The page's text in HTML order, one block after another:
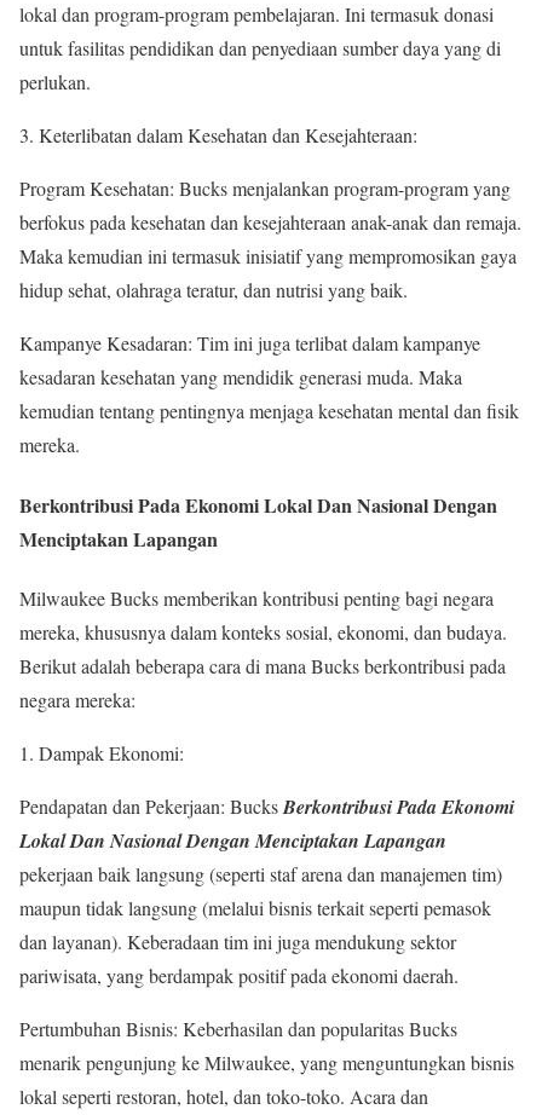
lokal dan program-program pembelajaran. Ini termasuk donasi
untuk fasilitas pendidikan dan penyediaan sumber daya yang di
perlukan.
3. Keterlibatan dalam Kesehatan dan Kesejahteraan:
Program Kesehatan: Bucks menjalankan program-program yang
berfokus pada kesehatan dan kesejahteraan anak-anak dan remaja.
Maka kemudian ini termasuk inisiatif yang mempromosikan gaya
hidup sehat, olahraga teratur, dan nutrisi yang baik.
Kampanye Kesadaran: Tim ini juga terlibat dalam kampanye
kesadaran kesehatan yang mendidik generasi muda. Maka
kemudian tentang pentingnya menjaga kesehatan mental dan fisik
mereka.
Berkontribusi Pada Ekonomi Lokal Dan Nasional Dengan
Menciptakan Lapangan
Milwaukee Bucks memberikan kontribusi penting bagi negara
mereka, khususnya dalam konteks sosial, ekonomi, dan budaya.
Berikut adalah beberapa cara di mana Bucks berkontribusi pada
negara mereka:
1. Dampak Ekonomi:
Pendapatan dan Pekerjaan: BucksBerkontribusi Pada Ekonomi
Lokal Dan Nasional Dengan Menciptakan Lapangan
pekerjaan baik langsung (seperti staf arena dan manajemen tim)
maupun tidak langsung (melalui bisnis terkait seperti pemasok
dan layanan). Keberadaan tim ini juga mendukung sektor
pariwisata, yang berdampak positif pada ekonomi daerah.
Pertumbuhan Bisnis: Keberhasilan dan popularitas Bucks
menarik pengunjung ke Milwaukee, yang menguntungkan bisnis
lokal seperti restoran, hotel, dan toko-toko. Acara dan